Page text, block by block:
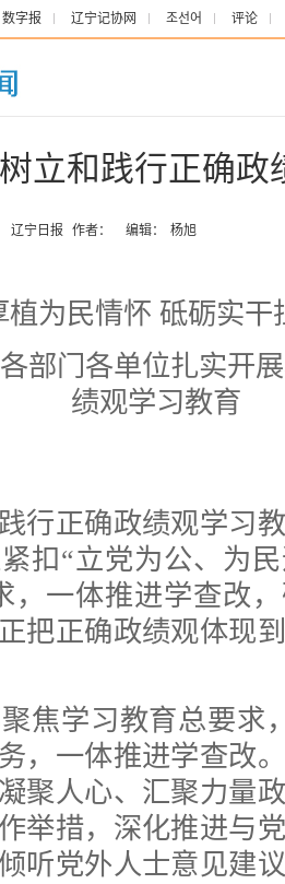
数字报 辽宁记协网 조선어 评论
立和践行正确政
辽宁日报 作者： 编辑： 杨旭
植为民情怀 砥砺实干
部门各单位扎实开
绩观学习教育
正确政绩观学习教
扣“立党为公、为
，一体推进学查改
把正确政绩观体现
学习教育总要求
，一体推进学查改
聚人心、汇聚力量
举措，深化推进与
听党外人士意见建